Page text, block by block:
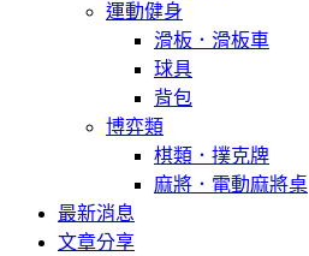
運動健身
滑板．滑板車
球具
背包
博弈類
棋類．撲克牌
麻將．電動麻將桌
最新消息
文章分享